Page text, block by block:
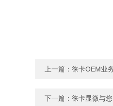
上一篇： 徕卡OEM业
下一篇： 徕卡显微与